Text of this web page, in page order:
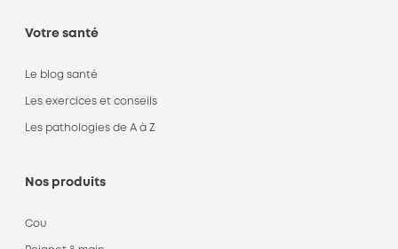
Votre santé
Le blog santé
Les exercices et conseils
Les pathologies de A à Z
Nos produits
Cou